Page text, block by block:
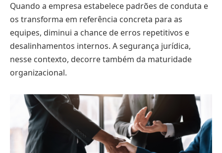
Quando a empresa estabelece padrões de conduta e
os transforma em referência concreta para as
equipes, diminui a chance de erros repetitivos e
desalinhamentos internos. A segurança jurídica,
nesse contexto, decorre também da maturidade
organizacional.